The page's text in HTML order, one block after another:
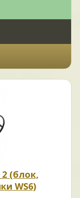
(блок,
WS6)